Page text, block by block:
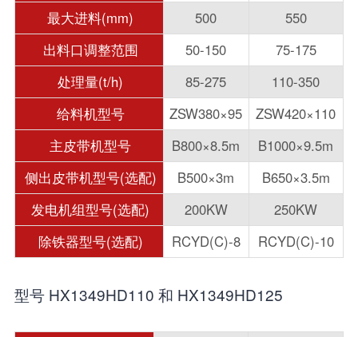
最大进料(mm)
500
550
出料口调整范围
50-150
75-175
处理量(t/h)
85-275
110-350
给料机型号
ZSW380×95
ZSW420×110
主皮带机型号
B800×8.5m
B1000×9.5m
侧出皮带机型号(选配)
B500×3m
B650×3.5m
发电机组型号(选配)
200KW
250KW
除铁器型号(选配)
RCYD(C)-8 RCYD(C)-10
型号 HX1349HD110 和 HX1349HD125